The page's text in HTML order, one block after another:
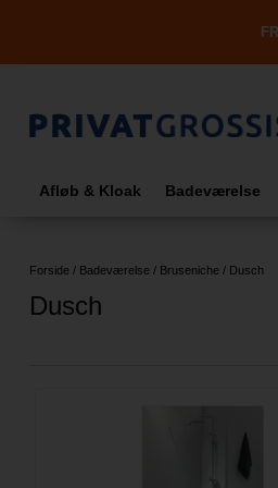
Afløb & Kloak Badeværelse
Forside / Badeværelse / Bruseniche / Dusch
Dusch